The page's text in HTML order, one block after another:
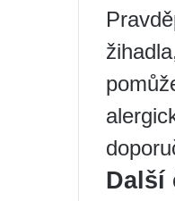
Další